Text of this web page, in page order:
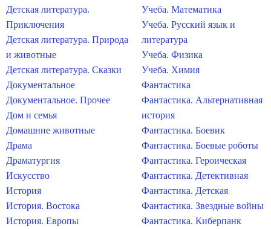
Детская литература.
Приключения
Детская литература. Природа
и животные
Детская литература. Сказки
Документальное
Документальное. Прочее
Дом и семья
Домашние животные
Драма
Драматургия
Искусство
История
История. Востока
История. Европы
Учеба. Математика
Учеба. Русский язык и
литература
Учеба. Физика
Учеба. Химия
Фантастика
Фантастика. Альтернативная
история
Фантастика. Боевик
Фантастика. Боевые роботы
Фантастика. Героическая
Фантастика. Детективная
Фантастика. Детская
Фантастика. Звездные войны
Фантастика. Киберпанк